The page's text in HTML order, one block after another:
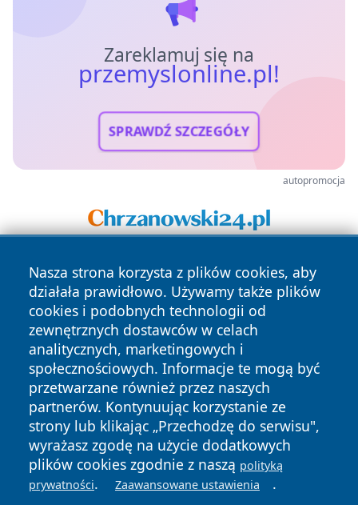
Zareklamuj się na
przemyslonline.pl!
SPRAWDŹ SZCZEGÓŁY
autopromocja
Nasza strona korzysta z plików cookies, aby
działała prawidłowo. Używamy także plików
cookies i podobnych technologii od
zewnętrznych dostawców w celach
analitycznych, marketingowych i
społecznościowych. Informacje te mogą być
przetwarzane również przez naszych
partnerów. Kontynuując korzystanie ze
strony lub klikając „Przechodzę do serwisu",
wyrażasz zgodę na użycie dodatkowych
plików cookies zgodnie z naszą polityką
prywatności. Zaawansowane ustawienia .
Copyright © 2026 przemyslonline.pl Wszystkie prawa
zastrzeżone.
News Autorzy
Polityka
Prywatności
Polityka
Cookies